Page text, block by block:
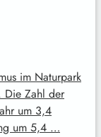
im Naturpark
Die Zahl der
um 3,4
um 5,4 …